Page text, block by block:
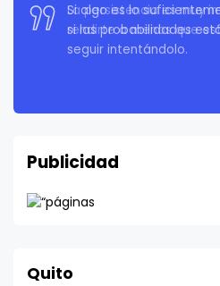
La persistencia es muy
rendirte a menos que
Publicidad
Quito